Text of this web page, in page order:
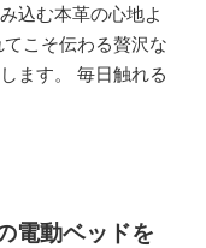
込む本革の心地よ
こそ伝わる贅沢な
ます。 毎日触れる
電動ベッドを